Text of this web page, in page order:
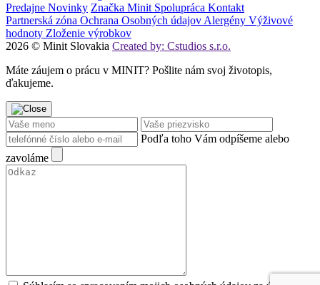
Predajne Novinky Značka Minit Spolupráca Kontakt
Partnerská zóna Ochrana Osobných údajov Alergény Výživové
hodnoty Zloženie výrobkov
2026 © Minit Slovakia Created by: Cstudios s.r.o.
Máte záujem o prácu v MINIT? Pošlite nám svoj životopis,
ďakujeme.
Podľa toho Vám odpíšeme alebo
zavoláme